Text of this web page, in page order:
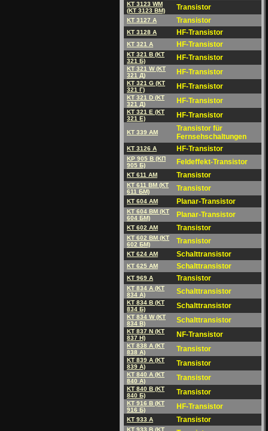
KT 3123 WM
(KT 3123 BM)
Transistor
KT 3127 A Transistor
KT 3128 A HF-Transistor
KT 321 A HF-Transistor
KT 321 B (KT
321 Б)
HF-Transistor
KT 321 W (KT
321 Д)
HF-Transistor
KT 321 G (KT
321 Г)
HF-Transistor
KT 321 D (KT
321 Д)
HF-Transistor
KT 321 E (KT
321 E)
HF-Transistor
KT 339 AM
Transistor für
Fernsehschaltungen
KT 3126 A HF-Transistor
KP 905 B (KП
905 Б)
Feldeffekt-Transistor
KT 611 AM Transistor
KT 611 BM (KT
611 БM)
Transistor
KT 604 AM Planar-Transistor
KT 604 BM (KT
604 БM)
Planar-Transistor
KT 602 AM Transistor
KT 602 BM (KT
602 БM)
Transistor
KT 624 AM Schalttransistor
KT 625 AM Schalttransistor
KT 969 A Transistor
KT 834 A (KT
834 A)
Schalttransistor
KT 834 B (KT
834 Б)
Schalttransistor
KT 834 W (KT
834 B)
Schalttransistor
KT 837 N (KT
837 H)
NF-Transistor
KT 838 A (KT
838 A)
Transistor
KT 839 A (KT
839 A)
Transistor
KT 840 A (KT
840 A)
Transistor
KT 840 B (KT
840 Б)
Transistor
KT 916 B (KT
916 Б)
HF-Transistor
KT 933 A Transistor
KT 933 B (KT